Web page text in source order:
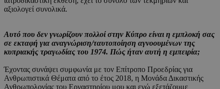
αξιολογεί συνολικά.
Αυτό που δεν γνωρίζουν πολλοί στην Κύπρο είναι η εμπλοκή σας
σε εκταφή για αναγνώριση/ταυτοποίηση αγνοουμένων της
κυπριακής τραγωδίας του 1974. Πώς ήταν αυτή η εμπειρία;
Έχοντας συνάψει συμφωνία με τον Επίτροπο Προεδρίας για
Ανθρωπιστικά Θέματα από το έτος 2018, η Μονάδα Δικαστικής
Ανθρωπολογίας του Εργαστηρίου μου και εγώ εξετάζουμε